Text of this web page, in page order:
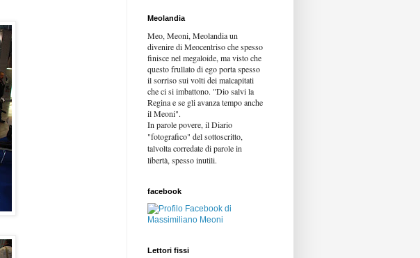
Meolandia
Meo, Meoni, Meolandia un
divenire di Meocentriso che spesso
finisce nel megaloide, ma visto che
questo frullato di ego porta spesso
il sorriso sui volti dei malcapitati
che ci si imbattono. "Dio salvi la
Regina e se gli avanza tempo anche
il Meoni".
In parole povere, il Diario
"fotografico" del sottoscritto,
talvolta corredate di parole in
libertà, spesso inutili.
facebook
Lettori fissi